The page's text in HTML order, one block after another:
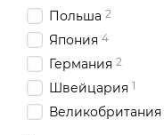
Польша 2
Япония 4
Германия 2
Швейцария 1
Великобритания